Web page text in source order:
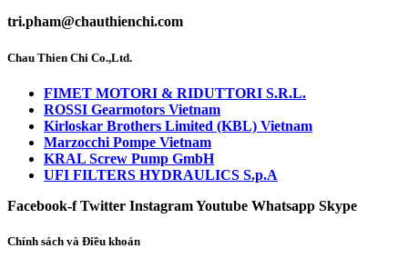
tri.pham@chauthienchi.com
Chau Thien Chi Co.,Ltd.
FIMET MOTORI & RIDUTTORI S.R.L.
ROSSI Gearmotors Vietnam
Kirloskar Brothers Limited (KBL) Vietnam
Marzocchi Pompe Vietnam
KRAL Screw Pump GmbH
UFI FILTERS HYDRAULICS S.p.A
Facebook-f Twitter InstagramYoutube Whatsapp Skype
Chính sách và Điều khoản